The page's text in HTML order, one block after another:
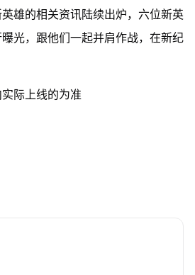
雄的相关资讯陆续出炉，六位新英
光，跟他们一起并肩作战，在新纪
际上线的为准